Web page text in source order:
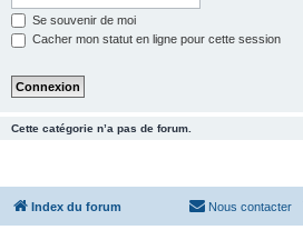
Se souvenir de moi
Cacher mon statut en ligne pour cette session
Cette catégorie n’a pas de forum.
Index du forum Nous contacter